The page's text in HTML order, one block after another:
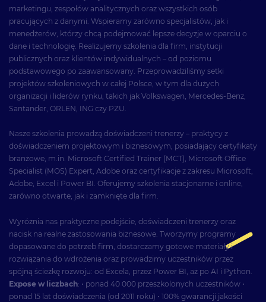
marketingu, zespołów analitycznych oraz wszystkich osób
pracujących z danymi. Wspieramy zarówno specjalistów, jak i
menedżerów, którzy chcą podejmować lepsze decyzje w oparciu o
dane i technologię. Realizujemy szkolenia dla firm, instytucji
publicznych oraz klientów indywidualnych – od poziomu
podstawowego po zaawansowany. Przeprowadziliśmy setki
projektów szkoleniowych w całej Polsce, w tym dla dużych
organizacji i liderów rynku, takich jak Volkswagen, Mercedes-Benz,
Santander, ORLEN, ING czy PZU.
Nasze szkolenia prowadzą doświadczeni trenerzy – praktycy z
doświadczeniem projektowym i biznesowym, posiadający certyfikaty
branżowe, m.in. Microsoft Certified Trainer (MCT), Microsoft Office
Specialist (MOS) Expert, Adobe oraz certyfikacje z zakresu Microsoft,
Adobe, Excel i Power BI. Oferujemy szkolenia stacjonarne i online,
zarówno otwarte, jak i zamknięte dla firm.
Wyróżnia nas praktyczne podejście, doświadczeni trenerzy oraz
nacisk na realne zastosowania biznesowe. Tworzymy programy
dopasowane do potrzeb firm, dostarczamy gotowe materiały i
rozwiązania do wdrożenia oraz prowadzimy uczestników przez
spójną ścieżkę rozwoju: od Excela, przez Power BI, aż po AI i Python.
Expose w liczbach: • ponad 40 000 przeszkolonych uczestników •
ponad 15 lat doświadczenia (od 2011 roku) • 100% gwarancji jakości